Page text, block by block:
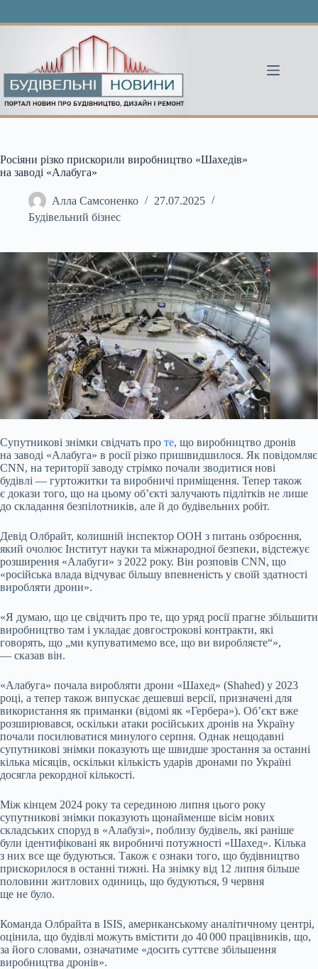
Росіяни різко прискорили виробництво «Шахедів»
на заводі «Алабуга»
Алла Самсоненко
27.07.2025
Будівельний бізнес
Супутникові знімки свідчать про те, що виробництво дронів
на заводі «Алабуга» в росії різко пришвидшилося. Як повідомляє
CNN, на території заводу стрімко почали зводитися нові
будівлі — гуртожитки та виробничі приміщення. Тепер також
є докази того, що на цьому об’єкті залучають підлітків не лише
до складання безпілотників, але й до будівельних робіт.
Девід Олбрайт, колишній інспектор ООН з питань озброєння,
який очолює Інститут науки та міжнародної безпеки, відстежує
розширення «Алабуги» з 2022 року. Він розповів CNN, що
«російська влада відчуває більшу впевненість у своїй здатності
виробляти дрони».
«Я думаю, що це свідчить про те, що уряд росії прагне збільшити
виробництво там і укладає довгострокові контракти, які
говорять, що „ми купуватимемо все, що ви виробляєте“»,
— сказав він.
«Алабуга» почала виробляти дрони «Шахед» (Shahed) у 2023
році, а тепер також випускає дешевші версії, призначені для
використання як приманки (відомі як «Гербера»). Об’єкт вже
розширювався, оскільки атаки російських дронів на Україну
почали посилюватися минулого серпня. Однак нещодавні
супутникові знімки показують ще швидше зростання за останні
кілька місяців, оскільки кількість ударів дронами по Україні
досягла рекордної кількості.
Між кінцем 2024 року та серединою липня цього року
супутникові знімки показують щонайменше вісім нових
складських споруд в «Алабузі», поблизу будівель, які раніше
були ідентифіковані як виробничі потужності «Шахед». Кілька
з них все ще будуються. Також є ознаки того, що будівництво
прискорилося в останні тижні. На знімку від 12 липня більше
половини житлових одиниць, що будуються, 9 червня
ще не було.
Команда Олбрайта в ISIS, американському аналітичному центрі,
оцінила, що будівлі можуть вмістити до 40 000 працівників, що,
за його словами, означатиме «досить суттєве збільшення
виробництва дронів».